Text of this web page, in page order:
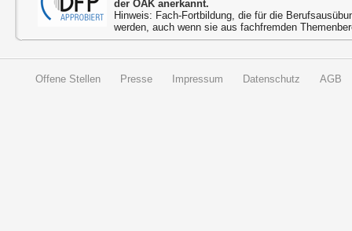
der ÖÄK anerkannt.
Hinweis: Fach-Fortbildung, die für die
werden, auch wenn sie aus fachfremden
Offene Stellen Presse Impressum Datenschutz AGB